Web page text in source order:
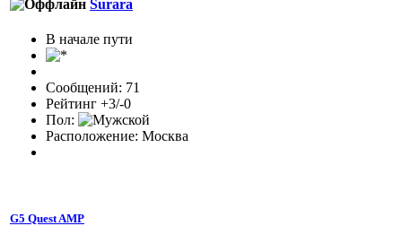
Surara
В начале пути
Сообщений: 71
Рейтинг +3/-0
Пол:
Расположение: Москва
G5 Quest AMP